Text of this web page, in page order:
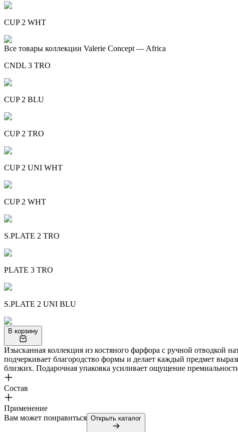
CUP 2 WHT
Все товары коллекции Valerie Concept — Africa
CNDL 3 TRO
CUP 2 BLU
CUP 2 TRO
CUP 2 UNI WHT
CUP 2 WHT
S.PLATE 2 TRO
PLATE 3 TRO
S.PLATE 2 UNI BLU
В корзину
Изысканная коллекция из костяного фарфора с ручной отводкой
подчеркивает благородство формы и делает каждый предмет
близких. Подарочная упаковка усиливает ощущение
Состав
Применение
Вам может понравиться Открыть каталог